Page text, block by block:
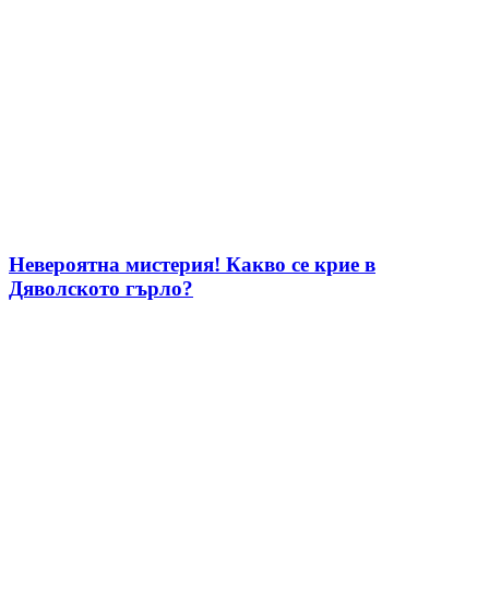
Невероятна мистерия! Какво се крие в
Дяволското гърло?